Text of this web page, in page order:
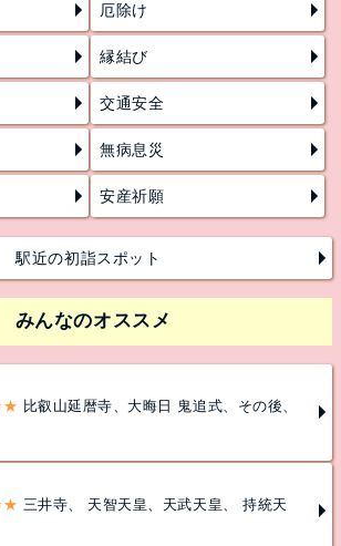
厄除け
縁結び
交通安全
無病息災
安産祈願
駅近の初詣スポット
みんなのオススメ
比叡山延暦寺、大晦日 鬼追式、その後、
三井寺、 天智天皇、天武天皇、 持統天